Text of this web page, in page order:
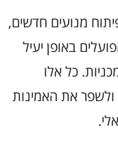
מנועים חדשים,
באופן יעיל
כל אלו
את האמינות